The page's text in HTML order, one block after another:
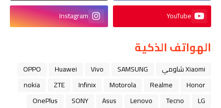
YouTube
Instagram
الهواتف الذكية
Xiaomi شاومي SAMSUNG
Vivo
Huawei
OPPO
Honor
Realme
Motorola
Infinix
ZTE
nokia
LG
Tecno
Lenovo
Asus
SONY
OnePlus